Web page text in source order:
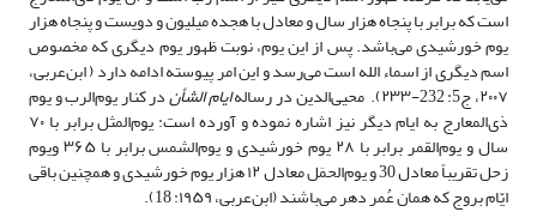
است که برابر با پنجاه هزار سال و معادل با هجده میلیون و دویست و پنجاه هزار
یوم خورشیدی می‌باشد. پس از این یوم، نوبت ظهور یوم دیگری که مخصوص
اسم دیگری از اسماء الله است می‌رسد و این امر پیوسته ادامه دارد ( ابن‌عربی،
۲۰۰۷، ج5: 232-۲۳۳). محیی‌الدین در رساله ایام الشأندر کنار یوم‌الرب و یوم
ذی‌المعارج به ایام دیگر نیز اشاره نموده و آورده است: یوم‌المثل برابر با ۷۰
سال و یوم‌القمر برابر با ۲۸ یوم خورشیدی و یوم‌الشمس برابر با ۳۶۵ ویوم
زحل تقریباً معادل 30 و یوم‌الحمَل معادل ۱۲ هزار یوم خورشیدی و همچنین باقی
ایّام بروج که همان عُمر دهر می‌باشند (ابن‌عربی، ۱۹۵۹: 18).